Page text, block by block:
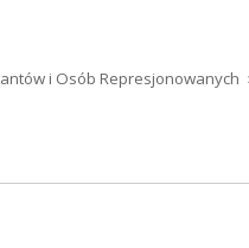
i Osób Represjonowanych